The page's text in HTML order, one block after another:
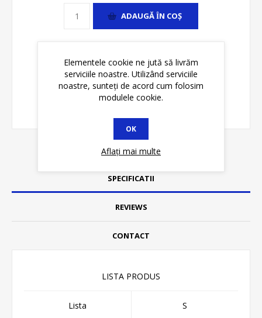
ADAUGĂ ȊN COŞ
SPECIFICATII
REVIEWS
CONTACT
LISTA PRODUS
Lista S
Elementele cookie ne jută să livrăm
serviciile noastre. Utilizând serviciile
noastre, sunteți de acord cum folosim
modulele cookie.
OK
Aflați mai multe